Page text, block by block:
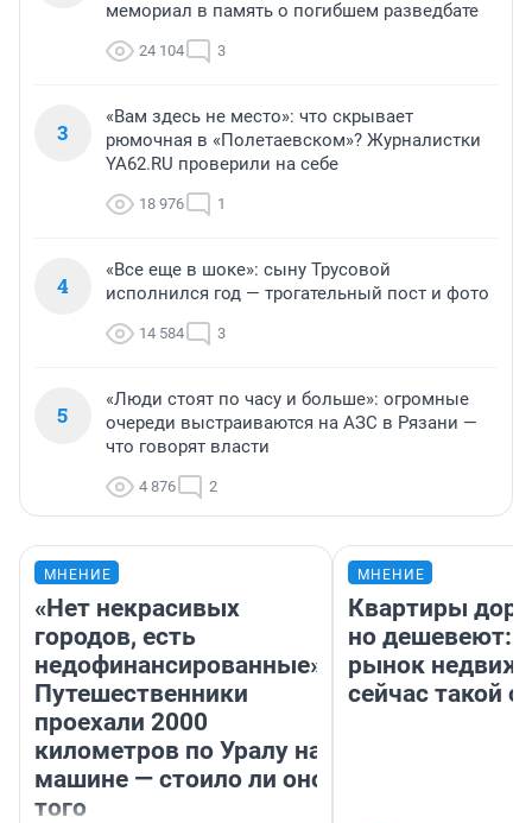
мемориал в память о погибшем разведбате
24 104 3
3
«Вам здесь не место»: что скрывает
рюмочная в «Полетаевском»? Журналистки
YA62.RU проверили на себе
18 976 1
4
«Все еще в шоке»: сыну Трусовой
исполнился год — трогательный пост и фото
14 584 3
5
«Люди стоят по часу и больше»: огромные
очереди выстраиваются на АЗС в Рязани —
что говорят власти
4 876 2
МНЕНИЕ
«Нет некрасивых
городов, есть
недофинансированные».
Путешественники
проехали 2000
километров по Уралу на
машине — стоило ли оно
того
МНЕНИЕ
Квартиры
но дешевеют:
рынок
сейчас такой